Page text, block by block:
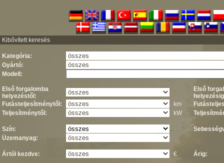
Kibővített keresés
Kategória:
Gyártó:
Modell:
Első forgalomba
helyezéstől:
Első
Futásteljesítménytől:
km
Teljesítménytől:
kW
Szín:
Üzemanyag:
Ártól kezdve: € Árig: